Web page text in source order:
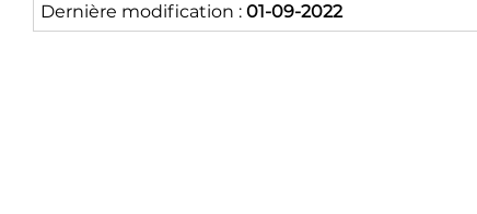
Dernière modification : 01-09-2022